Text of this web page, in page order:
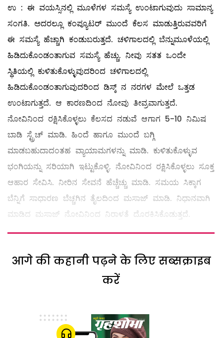
ಉ : ಈ ವಯಸ್ಸಿನಲ್ಲಿ ಮೂಳೆಗಳ ಸಮಸ್ಯೆ ಉಂಟಾಗುವುದು ಸಾಮಾನ್ಯ
ಸಂಗತಿ. ಅದರಲ್ಲೂ ಕಂಪ್ಯೂಟರ್‌ ಮುಂದೆ ಕೆಲಸ ಮಾಡುತ್ತಿರುವವರಿಗೆ
ಈ ಸಮಸ್ಯೆ ಹೆಚ್ಚಾಗಿ ಕಂಡುಬರುತ್ತದೆ. ಚಳಿಗಾಲದಲ್ಲಿ ಬೆನ್ನುಮೂಳೆಯಲ್ಲಿ
ಹಿಡಿದುಕೊಂಡಂತಾಗುವ ಸಮಸ್ಯೆ ಹೆಚ್ಚು. ನೀವು ಸತತ ಒಂದೇ
ಸ್ಥಿತಿಯಲ್ಲಿ ಕುಳಿತುಕೊಳ್ಳುವುದರಿಂದ ಚಳಿಗಾಲದಲ್ಲಿ
ಹಿಡಿದುಕೊಂಡಂತಾಗುವುದರಿಂದ ಡಿಸ್ಕ್ ನ ನರಗಳ ಮೇಲೆ ಒತ್ತಡ
ಉಂಟಾಗುತ್ತದೆ. ಆ ಕಾರಣದಿಂದ ನೋವು ತೀವ್ರವಾಗುತ್ತದೆ.
ನೋವಿನಿಂದ ರಕ್ಷಿಸಿಕೊಳ್ಳಲು ಕೆಲಸದ ನಡುವೆ ಆಗಾಗ 5-10 ನಿಮಿಷ
ಬಾಡಿ ಸ್ಟ್ರೆಚ್ ಮಾಡಿ. ಹಿಂದೆ ಹಾಗೂ ಮುಂದೆ ಬಗ್ಗಿ
ಮಾಡಬಹುದಾದಂತಹ ವ್ಯಾಯಾಮಗಳನ್ನು ಮಾಡಿ. ಕುಳಿತುಕೊಳ್ಳುವ
ಭಂಗಿಯನ್ನು ಸರಿಯಾಗಿ ಇಟ್ಟುಕೊಳ್ಳಿ. ನೋವಿನಿಂದ ರಕ್ಷಿಸಿಕೊಳ್ಳಲು ಸೂಕ್ತ
ಆಹಾರ ಸೇವಿಸಿ. ನೀರಿನ ಸೇವನೆ ಹೆಚ್ಚೆಚ್ಚು ಮಾಡಿ. ಸಮಯ ಸಿಕ್ಕಾಗ
ಬೆನ್ನಿಗೆ ಸಾಧಾರಣ ಬೆಚ್ಚಗಿನ ತೈಲದಿಂದ ಮಸಾಜ್‌ ಮಾಡಿ. ನಿಧಾನವಾಗಿ
ಮಾಡಿದ ಮಸಾಜ್‌ ನೋವಿನಿಂದ ನಿರಾಳತೆ ದೊರಕಿಸಿಕೊಡುತ್ತದೆ.
आगे की कहानी पढ़ने के लिए सब्सक्राइब
करें